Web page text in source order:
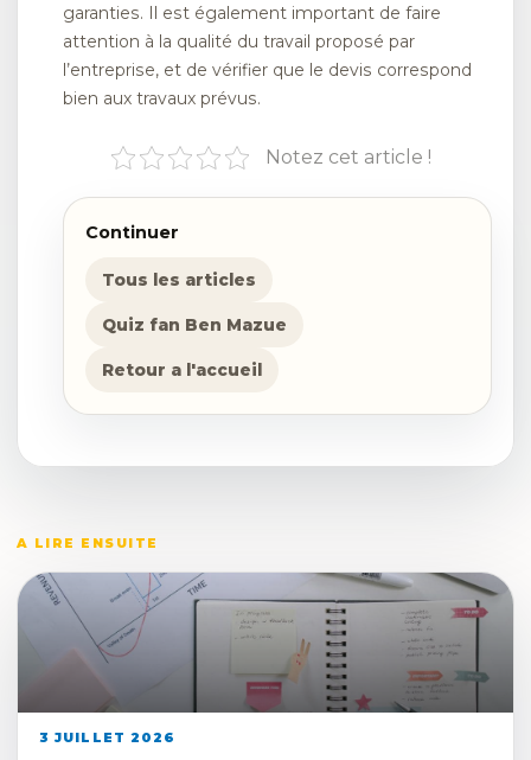
garanties. Il est également important de faire
attention à la qualité du travail proposé par
l’entreprise, et de vérifier que le devis correspond
bien aux travaux prévus.
Notez cet article !
Continuer
Tous les articles
Quiz fan Ben Mazue
Retour a l'accueil
A LIRE ENSUITE
3 JUILLET 2026